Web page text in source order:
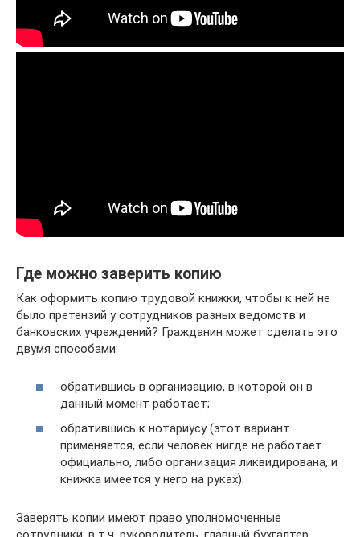
Где можно заверить копию
Как оформить копию трудовой книжки, чтобы к ней не
было претензий у сотрудников разных ведомств и
банковских учреждений? Гражданин может сделать это
двумя способами:
обратившись в организацию, в которой он в
данный момент работает;
обратившись к нотариусу (этот вариант
применяется, если человек нигде не работает
официально, либо организация ликвидирована, и
книжка имеется у него на руках).
Заверять копии имеют право уполномоченные